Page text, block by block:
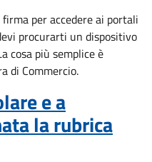
per accedere ai portali
procurarti un dispositivo
cosa più semplice è
di Commercio.
e a
la rubrica